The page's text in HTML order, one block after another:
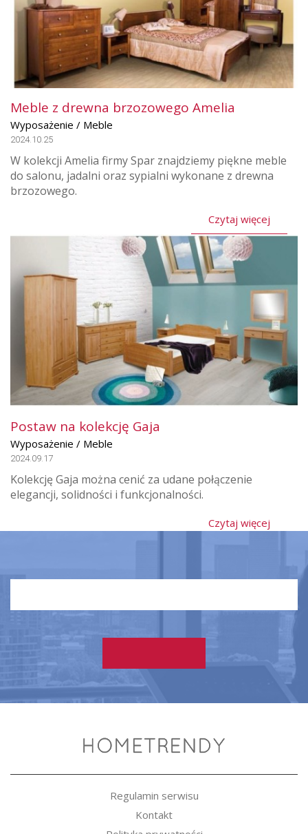
Meble z drewna brzozowego Amelia
Wyposażenie / Meble
2024.10.25
W kolekcji Amelia firmy Spar znajdziemy piękne meble
do salonu, jadalni oraz sypialni wykonane z drewna
brzozowego.
Czytaj więcej
Postaw na kolekcję Gaja
Wyposażenie / Meble
2024.09.17
Kolekcję Gaja można cenić za udane połączenie
elegancji, solidności i funkcjonalności.
Czytaj więcej
Regulamin serwisu
Kontakt